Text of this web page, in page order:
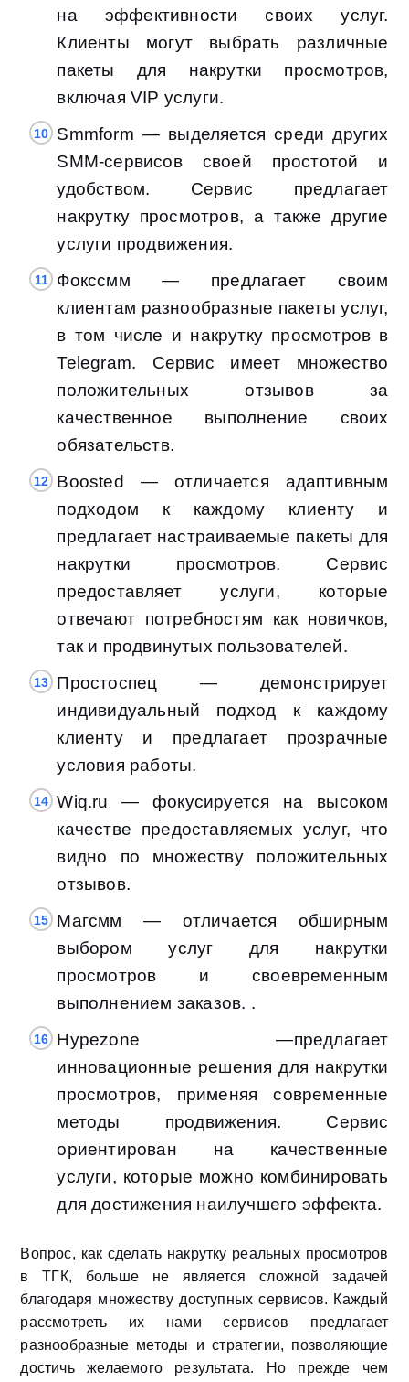
на эффективности своих услуг.
Клиенты могут выбрать различные
пакеты для накрутки просмотров,
включая VIP услуги.
Smmform — выделяется среди других
SMM-сервисов своей простотой и
удобством. Сервис предлагает
накрутку просмотров, а также другие
услуги продвижения.
Фокссмм — предлагает своим
клиентам разнообразные пакеты услуг,
в том числе и накрутку просмотров в
Telegram. Сервис имеет множество
положительных отзывов за
качественное выполнение своих
обязательств.
Boosted — отличается адаптивным
подходом к каждому клиенту и
предлагает настраиваемые пакеты для
накрутки просмотров. Сервис
предоставляет услуги, которые
отвечают потребностям как новичков,
так и продвинутых пользователей.
Простоспец — демонстрирует
индивидуальный подход к каждому
клиенту и предлагает прозрачные
условия работы.
Wiq.ru — фокусируется на высоком
качестве предоставляемых услуг, что
видно по множеству положительных
отзывов.
Магсмм — отличается обширным
выбором услуг для накрутки
просмотров и своевременным
выполнением заказов. .
Hypezone —предлагает
инновационные решения для накрутки
просмотров, применяя современные
методы продвижения. Сервис
ориентирован на качественные
услуги, которые можно комбинировать
для достижения наилучшего эффекта.
Вопрос, как сделать накрутку реальных просмотров
в ТГК, больше не является сложной задачей
благодаря множеству доступных сервисов. Каждый
рассмотреть их нами сервисов предлагает
разнообразные методы и стратегии, позволяющие
достичь желаемого результата. Но прежде чем